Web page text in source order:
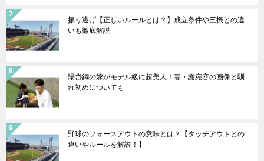
振り逃げ【正しいルールとは？】成立条件や三振との違
いも徹底解説
陽岱鋼の嫁がモデル級に超美人！妻・謝宛容の画像と馴
れ初めについても
野球のフォースアウトの意味とは？【タッチアウトとの
違いやルールを解説！】